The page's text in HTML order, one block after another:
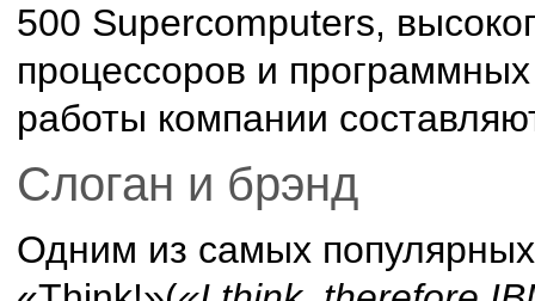
500 Supercomputers,
процессоров и
работы компании
Слоган и брэнд
Одним из самых популярных